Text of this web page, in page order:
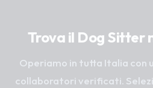
Trova il Dog Sitter
Operiamo in tutta Italia con
collaboratori verificati.